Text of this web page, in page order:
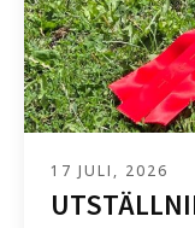
17 JULI, 2026